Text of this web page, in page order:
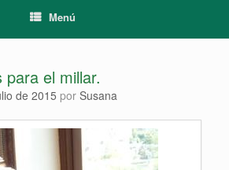
Menú
el millar.
de 2015 por Susana